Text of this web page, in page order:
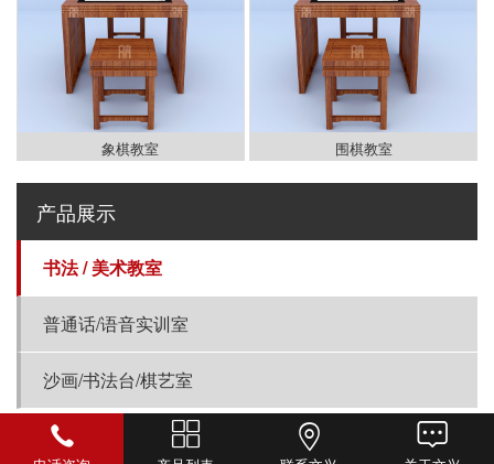
象棋教室 围棋教室
产品展示
书法 / 美术教室
普通话/语音实训室
沙画/书法台/棋艺室